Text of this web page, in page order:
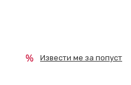
Извести ме за попуст